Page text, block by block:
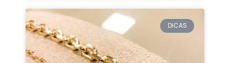
DICAS